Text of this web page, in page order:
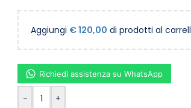
Aggiungi €120,00 di prodotti al
- +
Richiedi assistenza su WhatsApp